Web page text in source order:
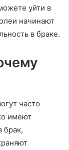
уйти в
начинают
в браке.
часто
имеют
брак,